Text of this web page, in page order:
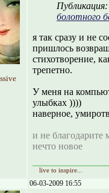
болотного
я так сразу и не
пришлось
стихотворение,
трепетно.
У меня на
улыбках ))))
наверное,
и не благодарите
нечто новое
live to inspire...
06-03-2009 16:55